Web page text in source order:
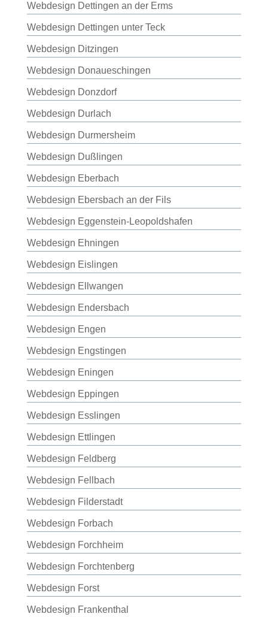
Webdesign Dettingen an der Erms
Webdesign Dettingen unter Teck
Webdesign Ditzingen
Webdesign Donaueschingen
Webdesign Donzdorf
Webdesign Durlach
Webdesign Durmersheim
Webdesign Dußlingen
Webdesign Eberbach
Webdesign Ebersbach an der Fils
Webdesign Eggenstein-Leopoldshafen
Webdesign Ehningen
Webdesign Eislingen
Webdesign Ellwangen
Webdesign Endersbach
Webdesign Engen
Webdesign Engstingen
Webdesign Eningen
Webdesign Eppingen
Webdesign Esslingen
Webdesign Ettlingen
Webdesign Feldberg
Webdesign Fellbach
Webdesign Filderstadt
Webdesign Forbach
Webdesign Forchheim
Webdesign Forchtenberg
Webdesign Forst
Webdesign Frankenthal